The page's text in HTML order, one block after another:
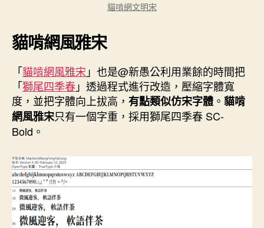
貓啃網文明宋
貓啃網風雅宋
「貓啃網風雅宋 」也是@新愚公利用業餘的時間把
「獅尾四季春」透過程式進行改造，壓縮字體寬
度，並把字體向上拔高， 有點類似仿宋字體 。 貓啃
網風雅宋只有一個字重，採用獅尾四季春 SC-
Bold。